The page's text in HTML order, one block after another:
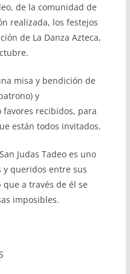
de la comunidad de
realizada, los festejos
de La Danza Azteca,
misa y bendición de
y
recibidos, para
están todos invitados.
Judas Tadeo es uno
y queridos entre sus
que a través de él se
imposibles.